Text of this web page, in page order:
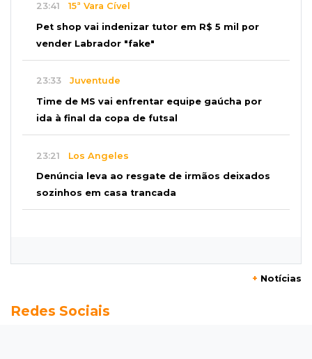
23:41 15ª Vara Cível
Pet shop vai indenizar tutor em R$ 5 mil por
vender Labrador "fake"
23:33 Juventude
Time de MS vai enfrentar equipe gaúcha por
ida à final da copa de futsal
23:21 Los Angeles
Denúncia leva ao resgate de irmãos deixados
sozinhos em casa trancada
formação de ciclone bomba
23:00Ideb
+ Notícias
Redes Sociais